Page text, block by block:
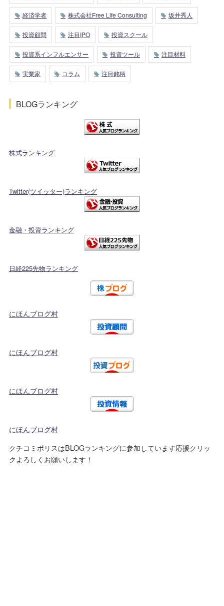
経済学者 株式会社Free Life Consulting 坂井秀人
投資顧問 注目IPO 投資スクール
投資系インフルエンサー 投資ツール 注目材料
実業家 コラム 注目銘柄
BLOGランキング
株式ランキング
Twitter(ツイッター)ランキング
金融・投資ランキング
日経225先物ランキング
にほんブログ村
にほんブログ村
にほんブログ村
にほんブログ村
クチコミポリスはBLOGランキングに参加しています応援クリッ
クよろしくお願いします！